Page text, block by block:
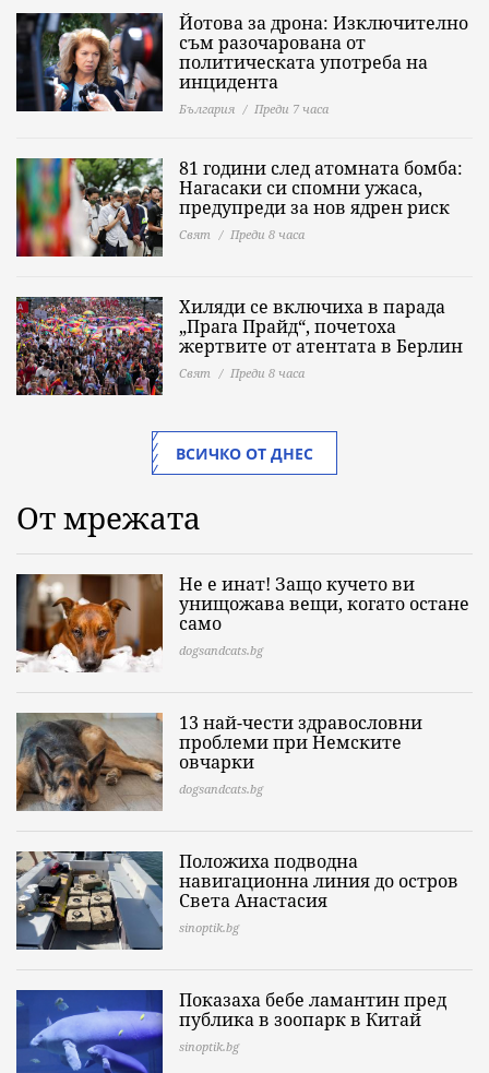
Йотова за дрона: Изключително
съм разочарована от
политическата употреба на
инцидента
България Преди 7 часа
81 години след атомната бомба:
Нагасаки си спомни ужаса,
предупреди за нов ядрен риск
Свят Преди 8 часа
Хиляди се включиха в парада
„Прага Прайд“, почетоха
жертвите от атентата в Берлин
Свят Преди 8 часа
ВСИЧКО ОТ ДНЕС
От мрежата
Не е инат! Защо кучето ви
унищожава вещи, когато остане
само
dogsandcats.bg
13 най-чести здравословни
проблеми при Немските
овчарки
dogsandcats.bg
Положиха подводна
навигационна линия до остров
Света Анастасия
sinoptik.bg
Показаха бебе ламантин пред
публика в зоопарк в Китай
sinoptik.bg